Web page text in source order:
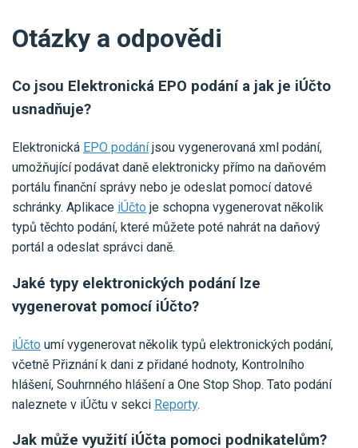
Otázky a odpovědi
Co jsou Elektronická EPO podání a jak je iÚčto
usnadňuje?
Elektronická EPO podáníjsou vygenerovaná xml podání,
umožňující podávat daně elektronicky přímo na daňovém
portálu finanční správy nebo je odeslat pomocí datové
schránky. Aplikace iÚčto je schopna vygenerovat několik
typů těchto podání, které můžete poté nahrát na daňový
portál a odeslat správci daně.
Jaké typy elektronických podání lze
vygenerovat pomocí iÚčto?
iÚčto umí vygenerovat několik typů elektronických podání,
včetně Přiznání k dani z přidané hodnoty, Kontrolního
hlášení, Souhrnného hlášení a One Stop Shop. Tato podání
naleznete v iÚčtu v sekci Reporty.
Jak může využití iÚčta pomoci podnikatelům?